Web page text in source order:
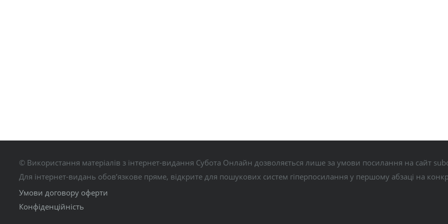
© Використання матеріалів з інтернет-видання Субота Онлайн дозволяється лише за умови посилання на сайт
Для інтернет-видань обов’язкове пряме, відкрите для пошукових систем гіперпосилання у першому абзаці на
Умови договору оферти
Конфіденційність